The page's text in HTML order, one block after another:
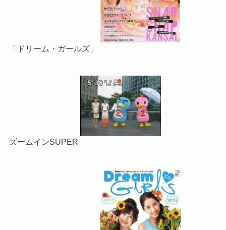
「ドリーム・ガールズ」
ズームインSUPER